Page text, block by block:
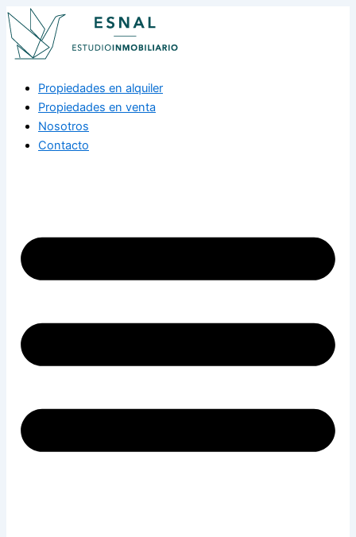
Ir
al
contenido
Propiedades en alquiler
Propiedades en venta
Nosotros
Contacto